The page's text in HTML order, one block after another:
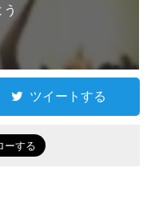
ツイートする